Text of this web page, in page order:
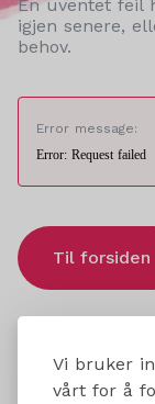
Vi bruker
vårt for å
En uventet feil
igjen senere,
behov.
Error message:
Error: Request failed
Til forsiden